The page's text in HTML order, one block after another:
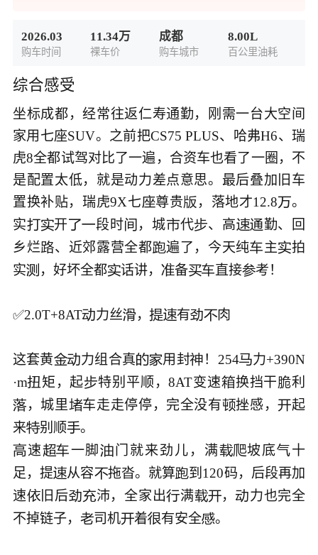
2026.03
购车时间
11.34万
裸车价
成都
购车城市
8.00L
百公里油耗
综合感受
坐标成都，经常往返仁寿通勤，刚需一台大空间
家用七座SUV。之前把CS75 PLUS、哈弗H6、瑞
虎8全都试驾对比了一遍，合资车也看了一圈，不
是配置太低，就是动力差点意思。最后叠加旧车
置换补贴，瑞虎9X七尊贵 ，落地才12.8。
实开 段时 ，城代、高勤、回
乡烂、近郊露营全都遍了，今天纯 主拍
实 ，好坏全都话讲， 备直接考！
✅2.0T+8AT力丝 ， 有肉
这套黄力组合真用封 ！254力+390N
·m 矩，起特别平顺，8AT变速换挡干利
，城里车走走停停，完全没有挫感，起
来别顺
速一脚门就来劲儿，满坡底十
足，提从容拖沓。就算到120码，后段再加
速旧后沛，全家出满，力也完全
不掉链子， 司机着有安全。